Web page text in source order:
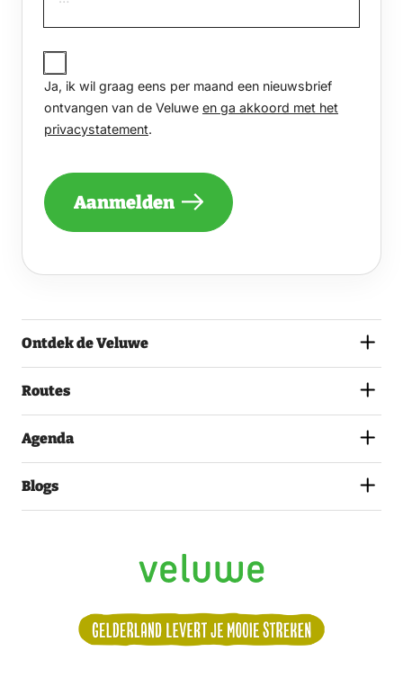
JA,
IK
WIL
GRAAG
PER
EEN
ONTVANGEN
EN
HET
Ja, ik wil graag eens per maand een nieuwsbrief
ontvangen van de Veluwe en ga akkoord met het
privacystatement.
Aanmelden
Ontdek de Veluwe
Routes
Agenda
Blogs